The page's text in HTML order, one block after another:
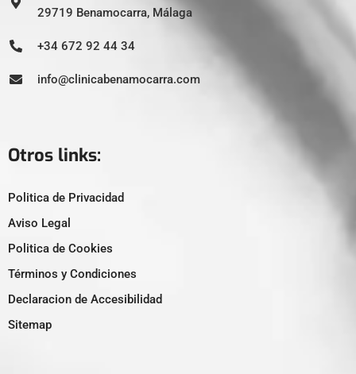
29719 Benamocarra, Málaga
+34 672 92 44 34
info@clinicabenamocarra.com
Otros links:
Politica de Privacidad
Aviso Legal
Politica de Cookies
Términos y Condiciones
Declaracion de Accesibilidad
Sitemap